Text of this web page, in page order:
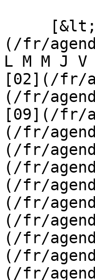
(/fr/
L M M J
[02](/fr/
(/fr/
[09](/fr/
(/fr/
(/fr/
(/fr/
(/fr/
(/fr/
(/fr/
(/fr/
(/fr/
(/fr/